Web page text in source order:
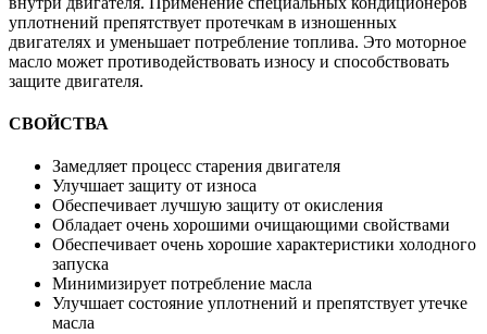
уплотнений препятствует протечкам в изношенных
двигателях и уменьшает потребление топлива. Это моторное
масло может противодействовать износу и способствовать
защите двигателя.
СВОЙСТВА
Замедляет процесс старения двигателя
Улучшает защиту от износа
Обеспечивает лучшую защиту от окисления
Обладает очень хорошими очищающими свойствами
Обеспечивает очень хорошие характеристики холодного
запуска
Минимизирует потребление масла
Улучшает состояние уплотнений и препятствует утечке
масла